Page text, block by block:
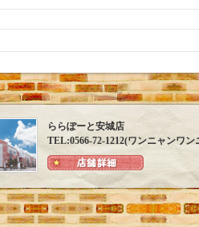
ららぽーと安城店
TEL:0566-72-1212(ワンニャンワン